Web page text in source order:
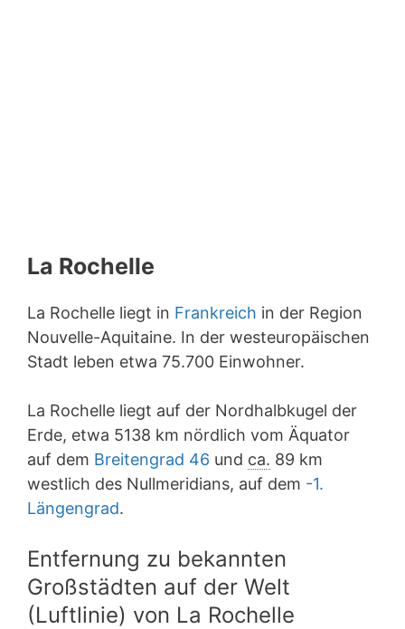
La Rochelle
La Rochelle liegt in Frankreich in der Region
Nouvelle-Aquitaine. In der westeuropäischen
Stadt leben etwa 75.700 Einwohner.
La Rochelle liegt auf der Nordhalbkugel der
Erde, etwa 5138 km nördlich vom Äquator
auf dem Breitengrad 46 und ca. 89 km
westlich des Nullmeridians, auf dem -1.
Längengrad.
Entfernung zu bekannten
Großstädten auf der Welt
(Luftlinie) von La Rochelle